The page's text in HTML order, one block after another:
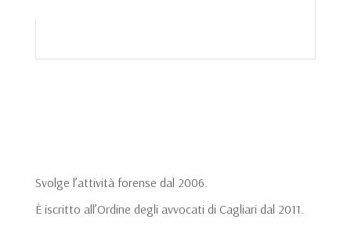
Svolge l’attività forense dal 2006.
È iscritto all’Ordine degli avvocati di Cagliari dal 2011.